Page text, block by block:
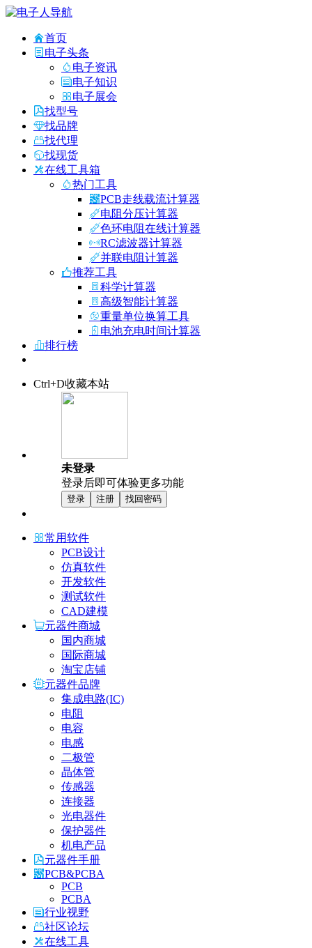
首页
电子头条
电子资讯
电子知识
电子展会
找型号
找品牌
找代理
找现货
在线工具箱
热门工具
PCB走线载流计算器
电阻分压计算器
色环电阻在线计算器
RC滤波器计算器
并联电阻计算器
推荐工具
科学计算器
高级智能计算器
重量单位换算工具
电池充电时间计算器
排行榜
Ctrl+D收藏本站
未登录
登录后即可体验更多功能
登录 注册 找回密码
常用软件
PCB设计
仿真软件
开发软件
测试软件
CAD建模
元器件商城
国内商城
国际商城
淘宝店铺
元器件品牌
集成电路(IC)
电阻
电容
电感
二极管
晶体管
传感器
连接器
光电器件
保护器件
机电产品
元器件手册
PCB&PCBA
PCB
PCBA
行业视野
社区论坛
在线工具